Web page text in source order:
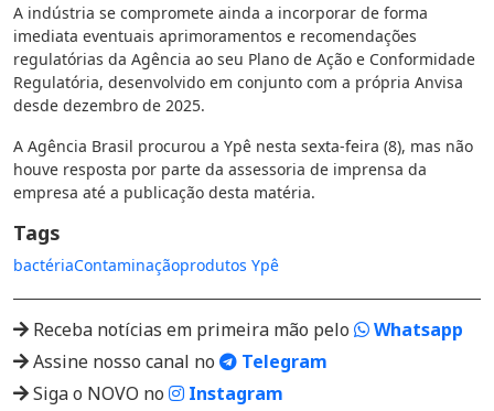
A indústria se compromete ainda a incorporar de forma
imediata eventuais aprimoramentos e recomendações
regulatórias da Agência ao seu Plano de Ação e Conformidade
Regulatória, desenvolvido em conjunto com a própria Anvisa
desde dezembro de 2025.
A Agência Brasil procurou a Ypê nesta sexta-feira (8), mas não
houve resposta por parte da assessoria de imprensa da
empresa até a publicação desta matéria.
Tags
bactériaContaminaçãoprodutos Ypê
Receba notícias em primeira mão pelo
Whatsapp
Assine nosso canal no
Telegram
Siga o NOVO no
Instagram